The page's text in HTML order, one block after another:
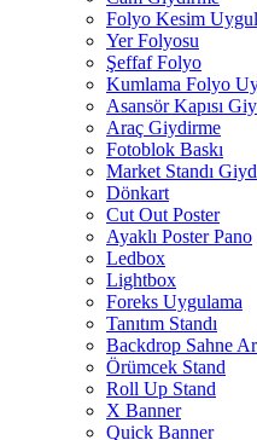
Folyo Kesim
Yer Folyosu
Şeffaf Folyo
Kumlama Folyo
Asansör Kapısı
Araç Giydirme
Fotoblok Baskı
Market Standı
Dönkart
Cut Out Poster
Ayaklı Poster Pano
Ledbox
Lightbox
Foreks Uygulama
Tanıtım Standı
Backdrop Sahne
Örümcek Stand
Roll Up Stand
X Banner
Quick Banner